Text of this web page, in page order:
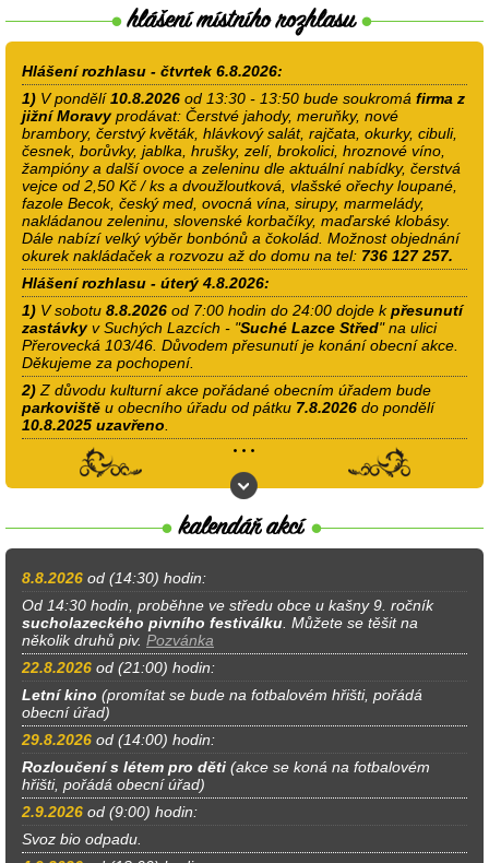
Hlášení rozhlasu - čtvrtek 6.8.2026:
1) V pondělí10.8.2026 od 13:30 - 13:50 bude soukromá firma z
jižní Moravyprodávat: Čerstvé jahody, meruňky, nové
brambory, čerstvý květák, hlávkový salát, rajčata, okurky, cibuli,
česnek, borůvky, jablka, hrušky, zelí, brokolici, hroznové víno,
žampióny a další ovoce a zeleninu dle aktuální nabídky, čerstvá
vejce od 2,50 Kč / ks a dvoužloutková, vlašské ořechy loupané,
fazole Becok, český med, ovocná vína, sirupy, marmelády,
nakládanou zeleninu, slovenské korbačíky, maďarské klobásy.
Dále nabízí velký výběr bonbónů a čokolád. Možnost objednání
okurek nakládaček a rozvozu až do domu na tel: 736 127 257.
Hlášení rozhlasu - úterý 4.8.2026:
1) V sobotu 8.8.2026 od 7:00 hodin do 24:00 dojde kpřesunutí
zastávkyv Suchých Lazcích - "Suché Lazce Střed" na ulici
Přerovecká 103/46. Důvodem přesunutí je konání obecní akce.
Děkujeme za pochopení.
2) Z důvodu kulturní akce pořádané obecním úřadem bude
parkoviště u obecního úřadu od pátku 7.8.2026 do pondělí
10.8.2025 uzavřeno
8.8.2026 od (14:30) hodin:
Od 14:30 hodin, proběhne ve středu obce u kašny 9. ročník
sucholazeckého pivního festiválku . Můžete se těšit na
několik druhů piv. Pozvánka
22.8.2026 od (21:00) hodin:
Letní kino (promítat se bude na fotbalovém hřišti, pořádá
obecní úřad)
29.8.2026 od (14:00) hodin:
Rozloučení s létem pro děti (akce se koná na fotbalovém
hřišti, pořádá obecní úřad)
2.9.2026 od (9:00) hodin:
Svoz bio odpadu.